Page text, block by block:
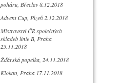
poháru, Břeclav 8.12.2018
Advent Cup, Plzeň 2.12.2018
Mistrovství ČR společných
skladeb linie B, Praha
25.11.2018
Žďárská popelka, 24.11.2018
Klokan, Praha 17.11.2018